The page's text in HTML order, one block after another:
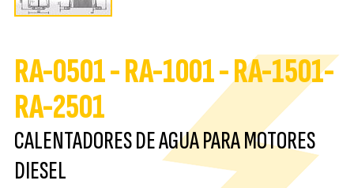
RA-0501 - RA-1001 - RA-1501-
RA-2501
CALENTADORES DE AGUA PARA MOTORES
DIESEL